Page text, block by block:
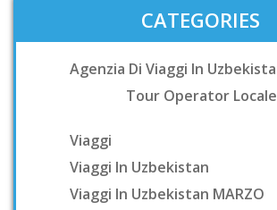
CATEGORIES
Agenzia Di Viaggi In
Tour Operator
Viaggi
Viaggi In Uzbekistan
Viaggi In Uzbekistan MARZO